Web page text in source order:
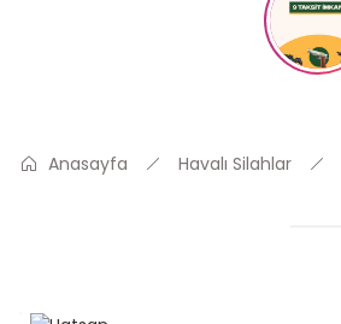
Anasayfa Havalı Silahlar